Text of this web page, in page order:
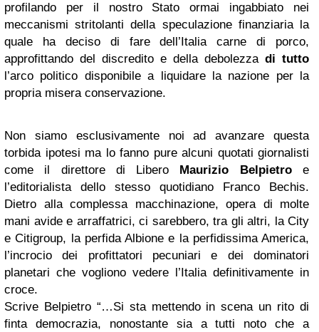
profilando per il nostro Stato ormai ingabbiato nei
meccanismi stritolanti della speculazione finanziaria la
quale ha deciso di fare dell’Italia carne di porco,
approfittando del discredito e della debolezza di tutto
l’arco politico disponibile a liquidare la nazione per la
propria misera conservazione.
Non siamo esclusivamente noi ad avanzare questa
torbida ipotesi ma lo fanno pure alcuni quotati giornalisti
come il direttore di Libero Maurizio Belpietroe
l’editorialista dello stesso quotidiano Franco Bechis.
Dietro alla complessa macchinazione, opera di molte
mani avide e arraffatrici, ci sarebbero, tra gli altri, la City
e Citigroup, la perfida Albione e la perfidissima America,
l’incrocio dei profittatori pecuniari e dei dominatori
planetari che vogliono vedere l’Italia definitivamente in
croce.
Scrive Belpietro “…Si sta mettendo in scena un rito di
finta democrazia, nonostante sia a tutti noto che a